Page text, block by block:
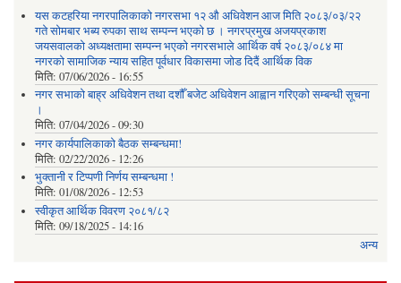
यस कटहरिया नगरपालिकाको नगरसभा १२ औ अधिवेशन आज मिति २०८३/०३/२२
गते सोमबार भब्य रुपका साथ सम्पन्न भएको छ । नगरप्रमुख अजयप्रकाश
जयसवालको अध्यक्षतामा सम्पन्न भएको नगरसभाले आर्थिक वर्ष २०८३/०८४ मा
नगरको सामाजिक न्याय सहित पूर्वधार विकासमा जोड दिदैं आर्थिक विक
मिति: 07/06/2026 - 16:55
नगर सभाको बाह्र अधिवेशन तथा दशौँ बजेट अधिवेशन आह्वान गरिएको सम्बन्धी सूचना
।
मिति: 07/04/2026 - 09:30
नगर कार्यपालिकाको बैठक सम्बन्धमा!
मिति: 02/22/2026 - 12:26
भुक्तानी र टिप्पणी निर्णय सम्बन्धमा !
मिति: 01/08/2026 - 12:53
स्वीकृत आर्थिक विवरण २०८१/८२
मिति: 09/18/2025 - 14:16
अन्य